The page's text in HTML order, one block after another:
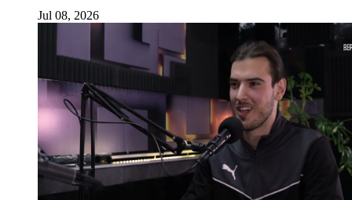
Jul 08, 2026